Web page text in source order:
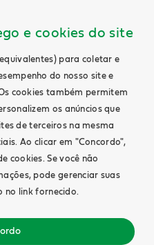
e cookies do site
para coletar e
do nosso site e
cookies também permitem
os anúncios que
de terceiros na mesma
Ao clicar em "Concordo",
cookies. Se você não
pode gerenciar suas
no link fornecido.